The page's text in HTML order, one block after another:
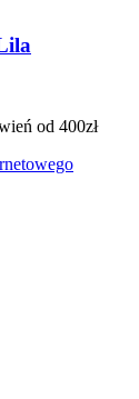
od 400zł